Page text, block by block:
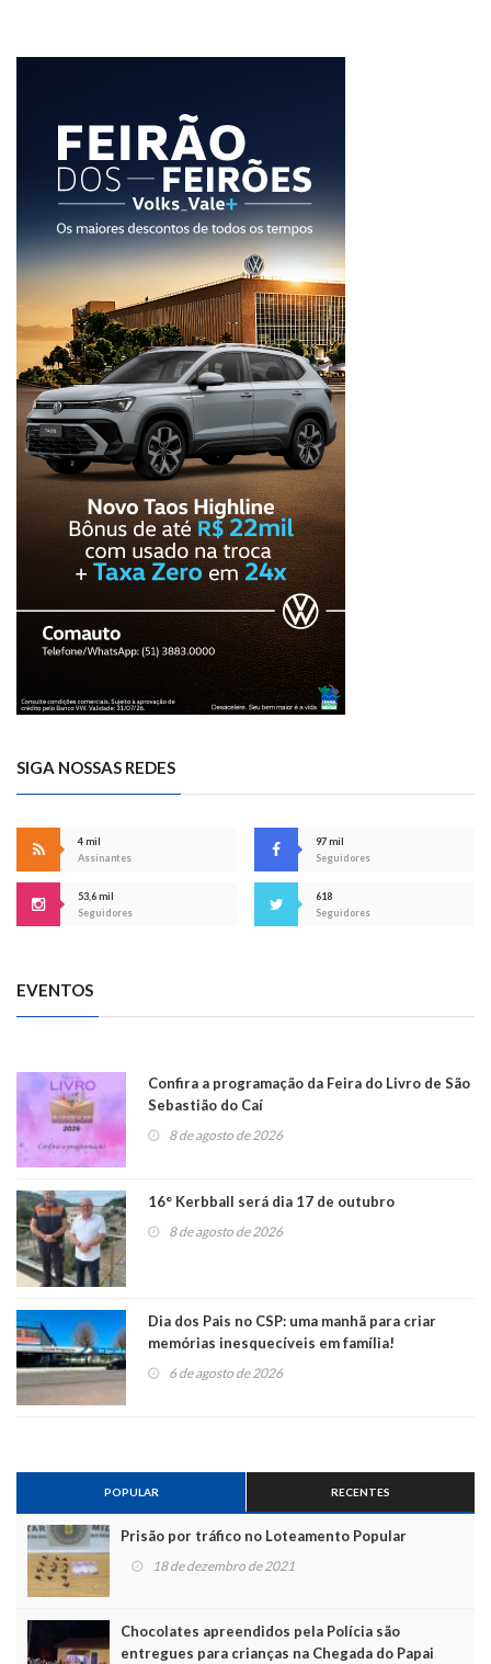
SIGA NOSSAS REDES
4 mil
Assinantes
97 mil
Seguidores
53,6 mil
Seguidores
618
Seguidores
EVENTOS
Confira a programação da Feira do Livro de São
Sebastião do Caí
8 de agosto de 2026
16° Kerbball será dia 17 de outubro
8 de agosto de 2026
Dia dos Pais no CSP: uma manhã para criar
memórias inesquecíveis em família!
6 de agosto de 2026
POPULAR RECENTES
Prisão por tráfico no Loteamento Popular
18 de dezembro de 2021
Chocolates apreendidos pela Polícia são
entregues para crianças na Chegada do Papai